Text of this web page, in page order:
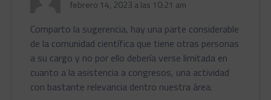
febrero 14, 2023 a las 10:21 am
Comparto la sugerencia, hay una parte considerable
de la comunidad científica que tiene otras personas
a su cargo y no por ello debería verse limitada en
cuanto a la asistencia a congresos, una actividad
con bastante relevancia dentro nuestra área.